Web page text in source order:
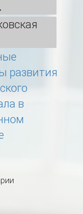
развития
в